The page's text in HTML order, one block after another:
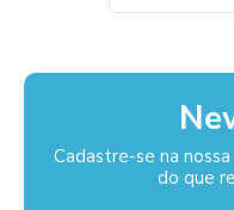
Cadastre-se na
do que